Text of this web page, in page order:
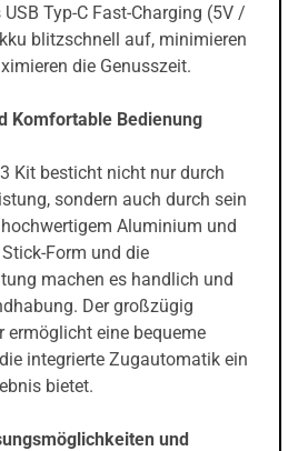
Typ-C Fast-Charging (5V /
blitzschnell auf, minimieren
die Genusszeit.
Komfortable Bedienung
Kit besticht nicht nur durch
sondern auch durch sein
Aluminium und
Form und die
machen es handlich und
Der großzügig
ermöglicht eine bequeme
integrierte Zugautomatik ein
bietet.
und